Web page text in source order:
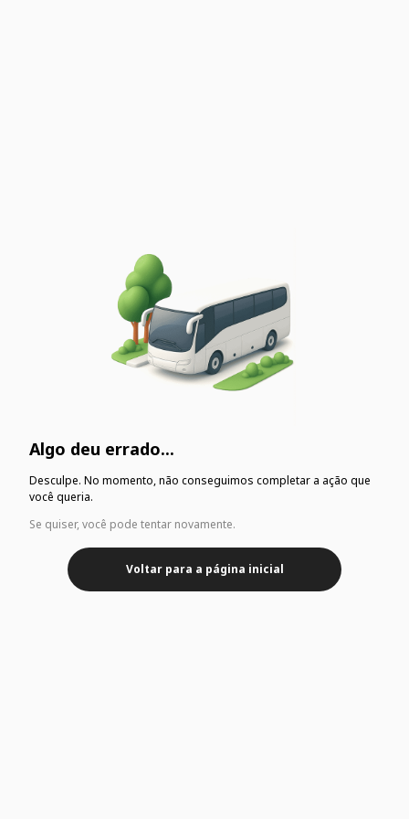
Algo deu errado...
Desculpe. No momento, não conseguimos completar a ação que
você queria.
Se quiser, você pode tentar novamente.
Voltar para a página inicial